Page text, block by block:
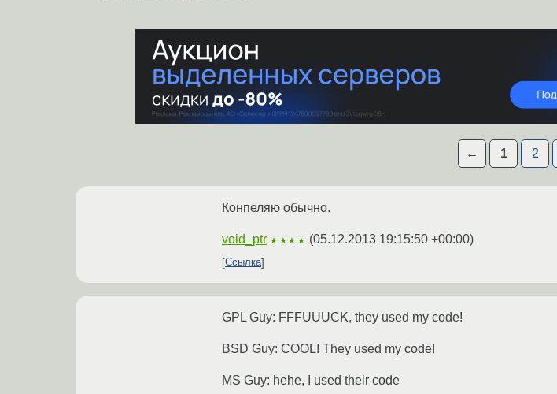
← 1 2
Конпеляю обычно.
void_ptr ★★★★ (05.12.2013 19:15:50 +00:00)
Ссылка
GPL Guy: FFFUUUCK, they used my code!
BSD Guy: COOL! They used my code!
MS Guy: hehe, I used their code